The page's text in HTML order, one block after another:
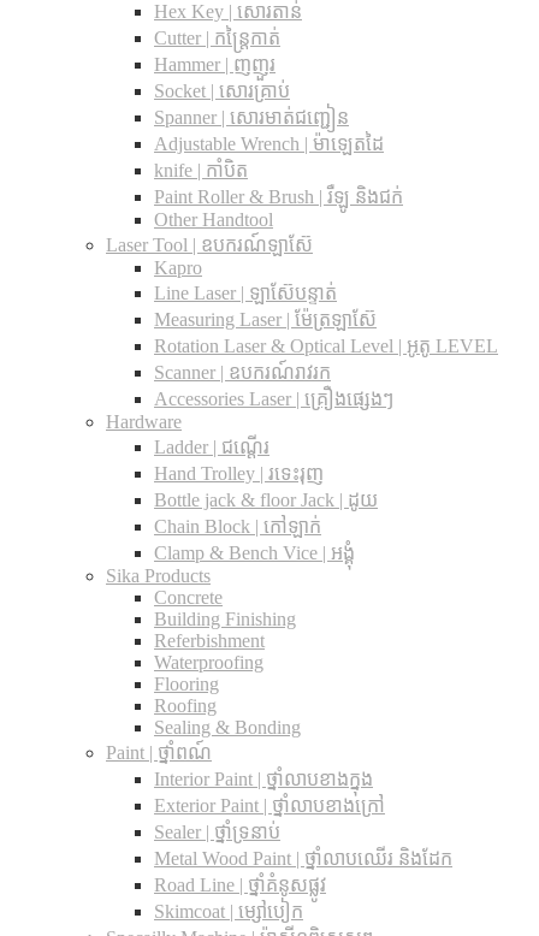
Hex Key | សោរតាន់
Cutter | កន្រ្តៃកាត់
Hammer | ញញួរ
Socket | សោរគ្រាប់
Spanner |​ សោរមាត់ជញ្ជៀន
Adjustable Wrench |​ ម៉ាឡេតដៃ
knife | កាំបិត
Paint Roller & Brush | រឺឡូ និងជក់
Other Handtool
Laser Tool | ឧបករណ៍ឡាស៊ែ
Kapro
Line Laser | ឡាស៊ែបន្ទាត់
Measuring Laser | ម៉ែត្រឡាស៊ែ
Rotation Laser & Optical Level | អូតូ LEVEL
Scanner | ឧបករណ៍រាវរក
Accessories Laser | គ្រឿងផ្សេងៗ
Hardware
Ladder | ជណ្តើរ
Hand Trolley | រទេះរុញ
Bottle jack & floor Jack​ | ដូយ
Chain Block | កៅឡាក់
Clamp & Bench Vice | អង្គុំ
Sika Products
Concrete
Building Finishing
Referbishment
Waterproofing
Flooring
Roofing
Sealing & Bonding
Paint | ថ្នាំពណ៍
Interior Paint | ថ្នាំលាបខាងក្នុង
Exterior Paint | ថ្នាំលាបខាងក្រៅ
Sealer | ថ្នាំទ្រនាប់
Metal Wood Paint | ថ្នាំលាបឈើរ និងដែក
Road Line | ថ្នាំគំនូសផ្លូវ
Skimcoat | ម្សៅបៀក